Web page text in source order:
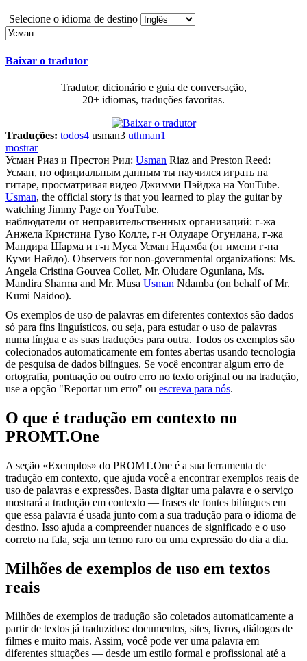
Selecione o idioma de destino
Baixar o tradutor
Tradutor, dicionário e guia de conversação,
20+ idiomas, traduções favoritas.
Traduções: todos4 usman3 uthman1
mostrar
Усман Риаз и Престон Рид: Usman Riaz and Preston Reed:
Усман, по официальным данным ты научился играть на
гитаре, просматривая видео Джимми Пэйджа на YouTube.
Usman, the official story is that you learned to play the guitar by
watching Jimmy Page on YouTube.
наблюдатели от неправительственных организаций: г-жа
Анжела Кристина Гуво Колле, г-н Олударе Огунлана, г-жа
Мандира Шарма и г-н Муса Усман Ндамба (от имени г-на
Куми Найдо). Observers for non-governmental organizations: Ms.
Angela Cristina Gouvea Collet, Mr. Oludare Ogunlana, Ms.
Mandira Sharma and Mr. Musa Usman Ndamba (on behalf of Mr.
Kumi Naidoo).
Os exemplos de uso de palavras em diferentes contextos são dados
só para fins linguísticos, ou seja, para estudar o uso de palavras
numa língua e as suas traduções para outra. Todos os exemplos são
colecionados automaticamente em fontes abertas usando tecnologia
de pesquisa de dados bilíngues. Se você encontrar algum erro de
ortografia, pontuação ou outro erro no texto original ou na tradução,
use a opção "Reportar um erro" ou escreva para nós.
O que é tradução em contexto no
PROMT.One
A seção «Exemplos» do PROMT.One é a sua ferramenta de
tradução em contexto, que ajuda você a encontrar exemplos reais de
uso de palavras e expressões. Basta digitar uma palavra e o serviço
mostrará a tradução em contexto — frases de fontes bilíngues em
que essa palavra é usada junto com a sua tradução para o idioma de
destino. Isso ajuda a compreender nuances de significado e o uso
correto na fala, seja um termo raro ou uma expressão do dia a dia.
Milhões de exemplos de uso em textos
reais
Milhões de exemplos de tradução são coletados automaticamente a
partir de textos já traduzidos: documentos, sites, livros, diálogos de
filmes e muito mais. Assim, você pode ver uma palavra em
diferentes situações — desde um estilo formal e profissional até a